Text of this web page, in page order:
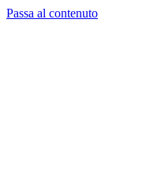
Passa al contenuto